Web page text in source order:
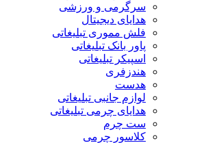
سرگرمی و ورزشی
هدایای دیجیتال
فلش مموری تبلیغاتی
پاور بانک تبلیغاتی
اسپیکر تبلیغاتی
هندزفری
هدست
لوازم جانبی تبلیغاتی
هدایای چرمی تبلیغاتی
ست چرم
کلاسور چرمی